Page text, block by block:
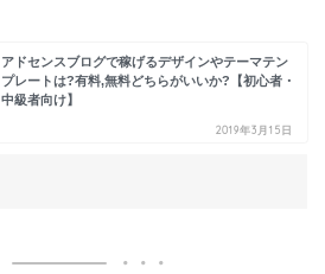
アドセンスブログで稼げるデザインやテーマテン
プレートは?有料,無料どちらがいいか?【初心者・
中級者向け】
2019年3月15日